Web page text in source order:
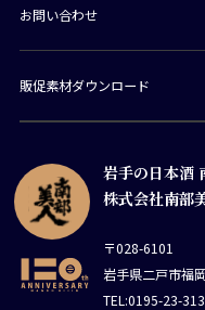
岩手の日本酒
株式会社南部
〒028-6101
岩手県二戸市福
TEL:0195-23-
お問い合わせ
販促素材ダウンロード